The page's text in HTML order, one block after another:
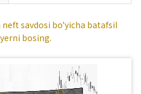
savdosi bo'yicha batafsil
bosing.